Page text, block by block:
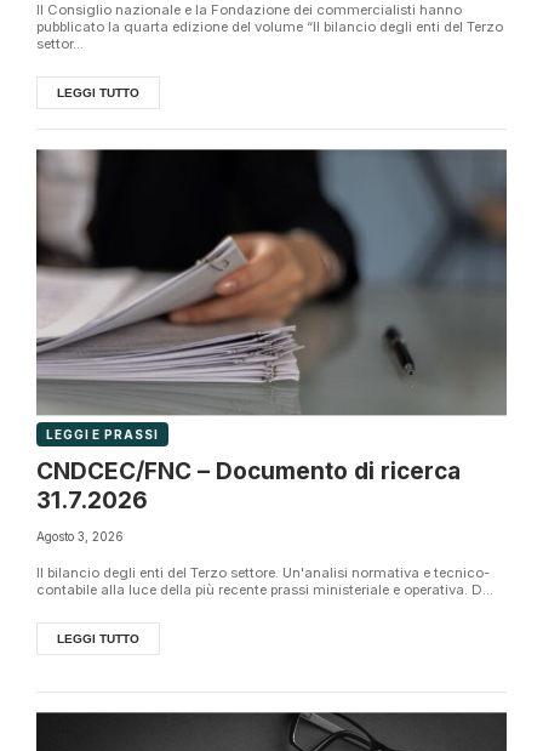
Il Consiglio nazionale e la Fondazione dei commercialisti hanno
pubblicato la quarta edizione del volume “Il bilancio degli enti del Terzo
settor...
LEGGI TUTTO
LEGGI E PRASSI
CNDCEC/FNC – Documento di ricerca
31.7.2026
Agosto 3, 2026
Il bilancio degli enti del Terzo settore. Un'analisi normativa e tecnico-
contabile alla luce della più recente prassi ministeriale e operativa. D...
LEGGI TUTTO